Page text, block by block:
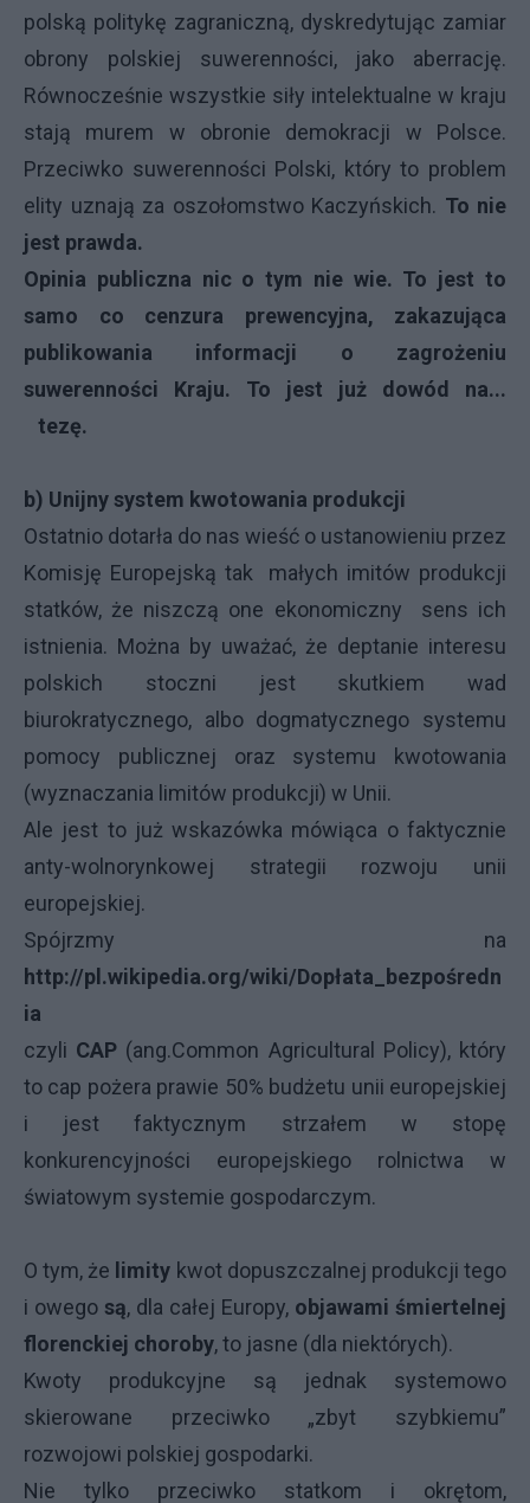
polską politykę zagraniczną, dyskredytując zamiar
obrony polskiej suwerenności, jako aberrację.
Równocześnie wszystkie siły intelektualne w kraju
stają murem w obronie demokracji w Polsce.
Przeciwko suwerenności Polski, który to problem
elity uznają za oszołomstwo Kaczyńskich. To nie
jest prawda.
Opinia publiczna nic o tym nie wie. To jest to
samo co cenzura prewencyjna, zakazująca
publikowania informacji o zagrożeniu
suwerenności Kraju. To jest już dowód na...
tezę.
b) Unijny system kwotowania produkcji
Ostatnio dotarła do nas wieść o ustanowieniu przez
Komisję Europejską tak małych imitów produkcji
statków, że niszczą one ekonomiczny sens ich
istnienia. Można by uważać, że deptanie interesu
polskich stoczni jest skutkiem wad
biurokratycznego, albo dogmatycznego systemu
pomocy publicznej oraz systemu kwotowania
(wyznaczania limitów produkcji) w Unii.
Ale jest to już wskazówka mówiąca o faktycznie
anty-wolnorynkowej strategii rozwoju unii
europejskiej.
Spójrzmy na
http://pl.wikipedia.org/wiki/Dopłata_bezpośredn
ia
czyli CAP (ang.Common Agricultural Policy), który
to cap pożera prawie 50% budżetu unii europejskiej
i jest faktycznym strzałem w stopę
konkurencyjności europejskiego rolnictwa w
światowym systemie gospodarczym.
O tym, że limity kwot dopuszczalnej produkcji tego
i owego są, dla całej Europy, objawami śmiertelnej
florenckiej choroby, to jasne (dla niektórych).
Kwoty produkcyjne są jednak systemowo
skierowane przeciwko „zbyt szybkiemu”
rozwojowi polskiej gospodarki.
Nie tylko przeciwko statkom i okrętom,